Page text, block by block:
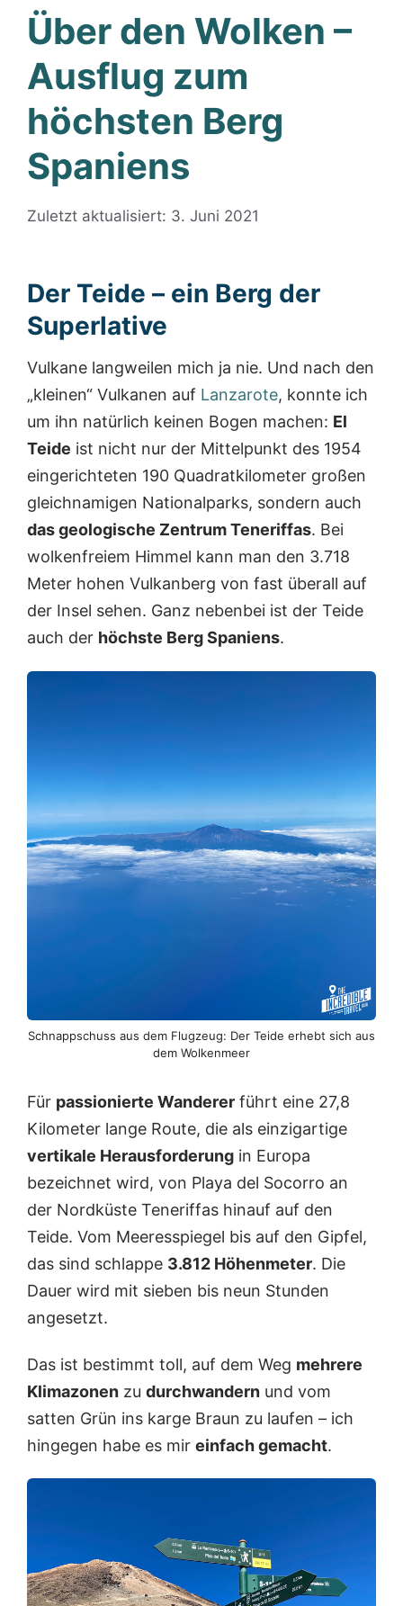
Über den Wolken –
Ausflug zum
höchsten Berg
Spaniens
Zuletzt aktualisiert: 3. Juni 2021
Der Teide – ein Berg der
Superlative
Vulkane langweilen mich ja nie. Und nach den
„kleinen“ Vulkanen auf Lanzarote, konnte ich
um ihn natürlich keinen Bogen machen: El
Teide ist nicht nur der Mittelpunkt des 1954
eingerichteten 190 Quadratkilometer großen
gleichnamigen Nationalparks, sondern auch
das geologische Zentrum Teneriffas. Bei
wolkenfreiem Himmel kann man den 3.718
Meter hohen Vulkanberg von fast überall auf
der Insel sehen. Ganz nebenbei ist der Teide
auch der höchste Berg Spaniens.
Schnappschuss aus dem Flugzeug: Der Teide erhebt sich aus
dem Wolkenmeer
Für passionierte Wanderer führt eine 27,8
Kilometer lange Route, die als einzigartige
vertikale Herausforderung in Europa
bezeichnet wird, von Playa del Socorro an
der Nordküste Teneriffas hinauf auf den
Teide. Vom Meeresspiegel bis auf den Gipfel,
das sind schlappe 3.812 Höhenmeter. Die
Dauer wird mit sieben bis neun Stunden
angesetzt.
Das ist bestimmt toll, auf dem Weg mehrere
Klimazonen zu durchwandern und vom
satten Grün ins karge Braun zu laufen – ich
hingegen habe es mir einfach gemacht.